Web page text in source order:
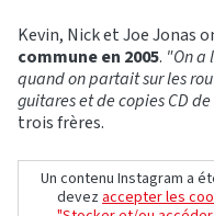
Kevin, Nick et Joe Jonas
commune en 2005. "On a
quand on partait sur les
guitares et de copies CD
trois frères.
Un contenu Instagram a
devez accepter les